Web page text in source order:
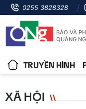
0255 3828328
BÁO VÀ
QUẢNG
TRUYỀN HÌNH
XÃ HỘI